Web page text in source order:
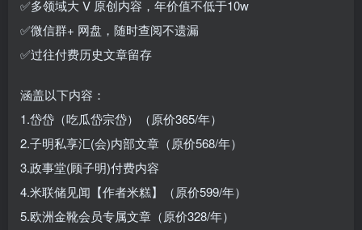
✅多领域大 V 原创内容，年价值不低于10w
✅微信群+ 网盘，随时查阅不遗漏
✅过往付费历史文章留存
涵盖以下内容：
1.岱岱（吃瓜岱宗岱）（原价365/年）
2.子明私享汇(会)内部文章（原价568/年）
3.政事堂(顾子明)付费内容
4.米联储见闻【作者米糕】（原价599/年）
5.欧洲金靴会员专属文章（原价328/年）